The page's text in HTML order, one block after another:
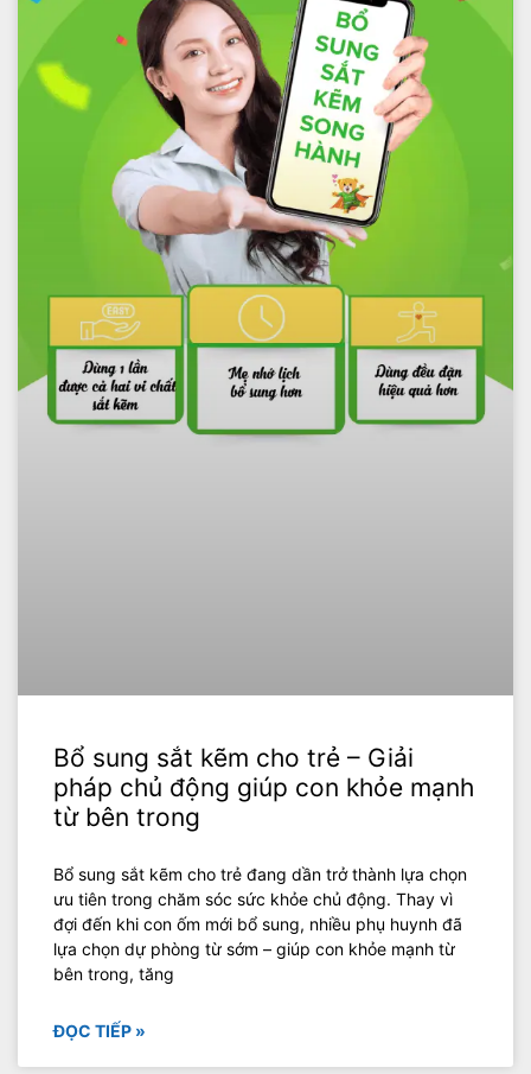
Bổ sung sắt kẽm cho trẻ – Giải
pháp chủ động giúp con khỏe mạnh
từ bên trong
Bổ sung sắt kẽm cho trẻ đang dần trở thành lựa chọn
ưu tiên trong chăm sóc sức khỏe chủ động. Thay vì
đợi đến khi con ốm mới bổ sung, nhiều phụ huynh đã
lựa chọn dự phòng từ sớm – giúp con khỏe mạnh từ
bên trong, tăng
ĐỌC TIẾP »